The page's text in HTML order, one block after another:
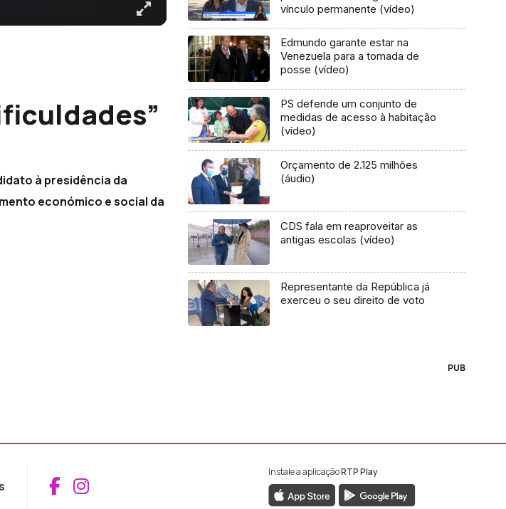
à presidência da
económico e social da
vínculo permanente (vídeo)
Edmundo garante estar na
Venezuela para a tomada de
posse (vídeo)
PS defende um conjunto de
medidas de acesso à habitação
(vídeo)
Orçamento de 2.125 milhões
(áudio)
CDS fala em reaproveitar as
antigas escolas (vídeo)
Representante da República já
exerceu o seu direito de voto
PUB
Aceder ao Facebook da RTP Madeira
Aceder ao Instagram da RTP Madeira
Instale a aplicaçãoRTP Play